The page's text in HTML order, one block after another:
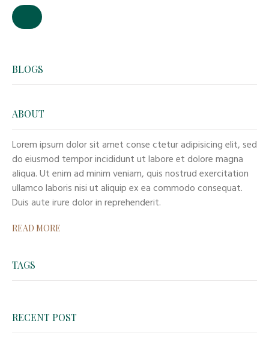
BLOGS
ABOUT
Lorem ipsum dolor sit amet conse ctetur adipisicing elit, sed
do eiusmod tempor incididunt ut labore et dolore magna
aliqua. Ut enim ad minim veniam, quis nostrud exercitation
ullamco laboris nisi ut aliquip ex ea commodo consequat.
Duis aute irure dolor in reprehenderit.
READ MORE
TAGS
RECENT POST